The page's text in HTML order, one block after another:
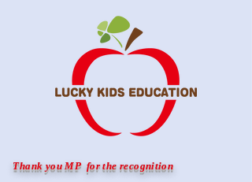
Thank you MP for the recognition